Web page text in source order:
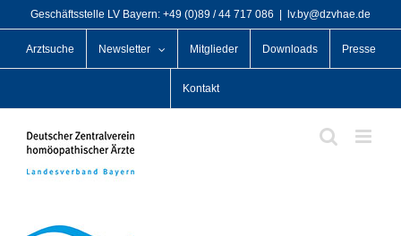
Inhalt
springen
Geschäftsstelle LV Bayern: +49 (0)89 / 44 717 086 lv.by@dzvhae.de
Arztsuche Newsletter Mitglieder Downloads Presse
Kontakt